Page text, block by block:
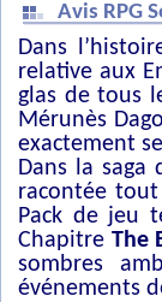
Avis RPG
Dans
relative aux
glas de tous
Mérunès
exactement
Dans la saga
racontée tout
Pack de jeu
Chapitre The
sombres
événements